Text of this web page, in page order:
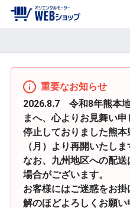
企業情報
カート
重要なお知らせ
2026.8.7 令和8年熊本
まへ、心よりお見舞い申
停止しておりました熊
（月）より再開いたしま
なお、九州地区への配
場合がございます。
お客様にはご迷惑をお
解のほどよろしくお願い